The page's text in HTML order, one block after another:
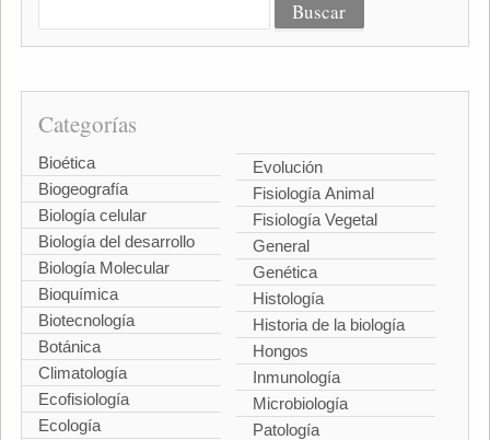
Categorías
Bioética
Biogeografía
Biología celular
Biología del desarrollo
Biología Molecular
Bioquímica
Biotecnología
Botánica
Climatología
Ecofisiología
Ecología
Evolución
Fisiología Animal
Fisiología Vegetal
General
Genética
Histología
Historia de la biología
Hongos
Inmunología
Microbiología
Patología